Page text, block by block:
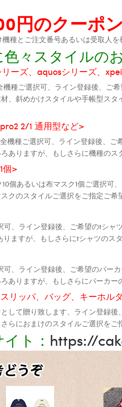
円のクーポン
種とご注文番号あるいは受取人
々スタイルの
ーズ、aquosシリーズ、
機種ご選択可、ライン登録後、ご
、斜めかけスタイルや手帳型ス
2/1 通用型など>
機種ご選択可、ライン登録後、
ありますが、もしさらに機種の
個>
個あるいは布マスク1個ご選択
クのスタイルご選択をご指定ご
可、ライン登録後、ご希望のtシ
ますが、もしさらにtシャツの
可、ライン登録後、ご希望のパー
ありますが、もしさらにパーカ
リッパ、バッグ、キーホル
して贈り致します、ライン登録
らにおまけのスタイルご選択を
ト： https://